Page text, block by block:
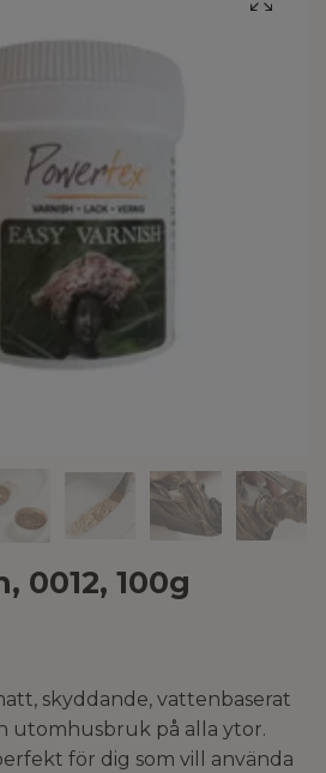
0012, 100g
skyddande, vattenbaserat
utomhusbruk på alla ytor.
för dig som vill använda